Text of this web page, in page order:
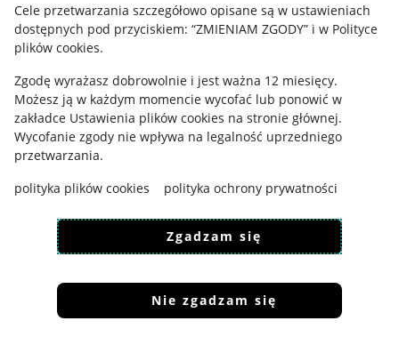
Cele przetwarzania szczegółowo opisane są w ustawieniach
dostępnych pod przyciskiem: “ZMIENIAM ZGODY” i w Polityce
plików cookies.
Zgodę wyrażasz dobrowolnie i jest ważna 12 miesięcy.
Możesz ją w każdym momencie wycofać lub ponowić w
zakładce Ustawienia plików cookies na stronie głównej.
Wycofanie zgody nie wpływa na legalność uprzedniego
przetwarzania.
polityka plików cookies
polityka ochrony prywatności
Zgadzam się
Nie zgadzam się
Udostępnianie lokalizacji
Informacje dla Aktu o Usługach Cyfrowych
Pobierz aplikację
Korzystanie z serwisu oznacza akceptacjęregulaminu